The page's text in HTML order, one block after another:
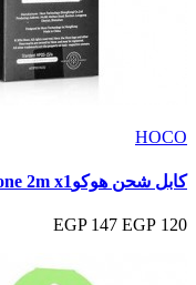
HOCO
كابل شحن هوكوiphone 2m x1
120 EGP
147 EGP